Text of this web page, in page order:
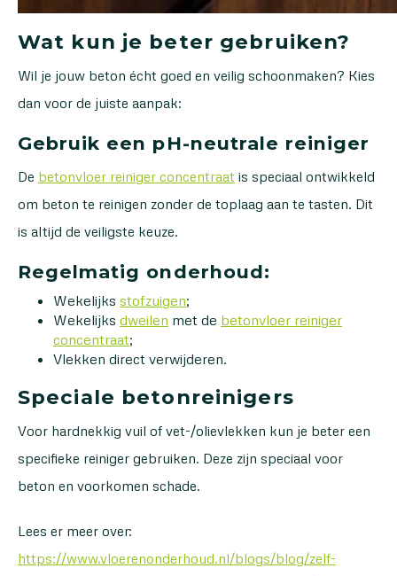
Wat kun je beter gebruiken?
Wil je jouw beton écht goed en veilig schoonmaken? Kies
dan voor de juiste aanpak:
Gebruik een pH-neutrale reiniger
De betonvloer reiniger concentraat is speciaal ontwikkeld
om beton te reinigen zonder de toplaag aan te tasten. Dit
is altijd de veiligste keuze.
Regelmatig onderhoud:
Wekelijks stofzuigen;
Wekelijks dweilen met de betonvloer reiniger
concentraat;
Vlekken direct verwijderen.
Speciale betonreinigers
Voor hardnekkig vuil of vet-/olievlekken kun je beter een
specifieke reiniger gebruiken. Deze zijn speciaal voor
beton en voorkomen schade.
Lees er meer over:
https://www.vloerenonderhoud.nl/blogs/blog/zelf-